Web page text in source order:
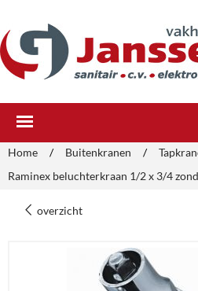
Home / Buitenkranen /
Raminex beluchterkraan 1/2 x 3/4
overzicht